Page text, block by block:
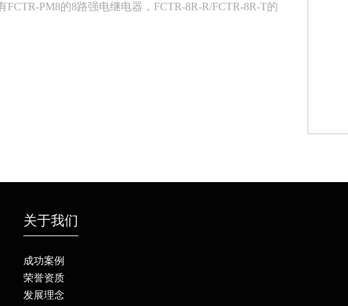
FCTR-PM8的8路强电继电器， FCTR-8R-R/FCTR-8R-T的
关于我们
成功案例
荣誉资质
发展理念